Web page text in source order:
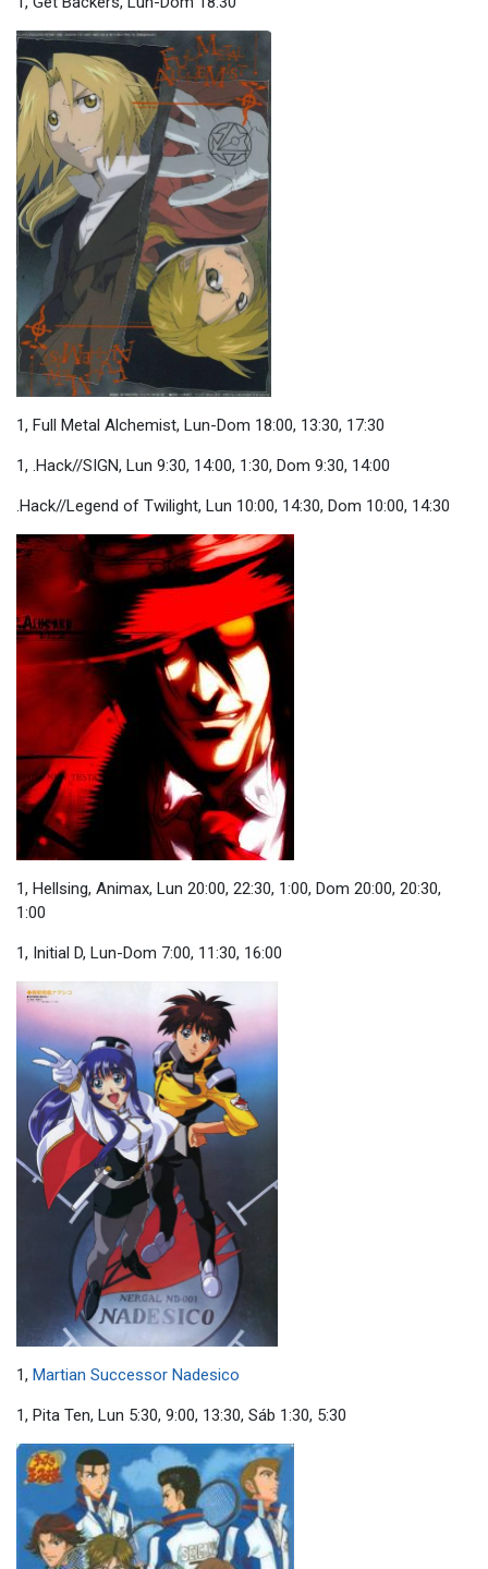
1, Full Metal Alchemist, Lun-Dom 18:00, 13:30, 17:30
1, .Hack//SIGN, Lun 9:30, 14:00, 1:30, Dom 9:30, 14:00
.Hack//Legend of Twilight, Lun 10:00, 14:30, Dom 10:00, 14:30
1, Hellsing, Animax, Lun 20:00, 22:30, 1:00, Dom 20:00, 20:30,
1:00
1, Initial D, Lun-Dom 7:00, 11:30, 16:00
1, Martian Successor Nadesico
1, Pita Ten, Lun 5:30, 9:00, 13:30, Sáb 1:30, 5:30